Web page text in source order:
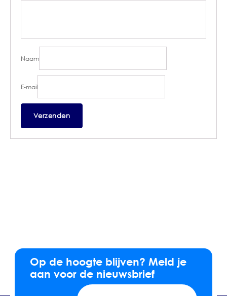
Naam
E-mail
Op de hoogte blijven? Meld je
aan voor de nieuwsbrief
E-